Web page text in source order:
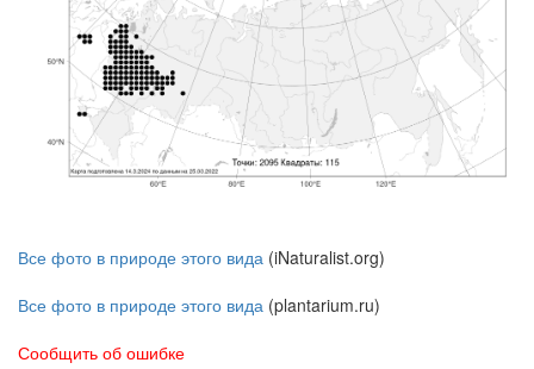
Все фото в природе этого вида (iNaturalist.org)
Все фото в природе этого вида (plantarium.ru)
Сообщить об ошибке